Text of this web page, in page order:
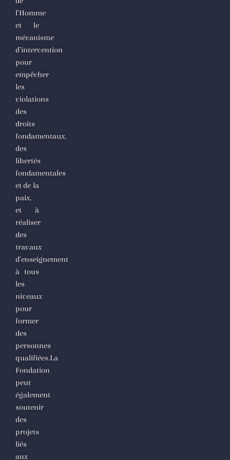
l’Homme
et le
mécanisme
d’intervention
pour
empêcher
les
violations
des
droits
fondamentaux,
des
libertés
fondamentales
et de la
paix,
et à
réaliser
des
travaux
d’enseignement
à tous
les
niveaux
pour
former
des
personnes
qualifiées.La
Fondation
peut
également
soutenir
des
projets
liés
aux